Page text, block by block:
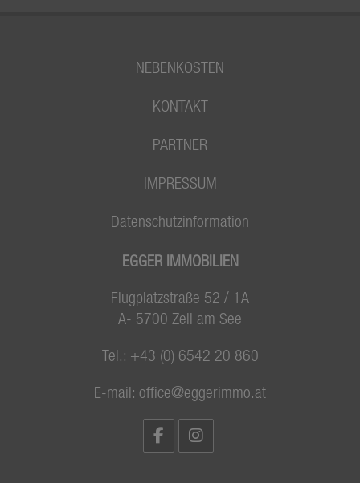
NEBENKOSTEN
KONTAKT
PARTNER
IMPRESSUM
Datenschutzinformation
EGGER IMMOBILIEN
Flugplatzstraße 52 / 1A
A- 5700 Zell am See
Tel.: +43 (0) 6542 20 860
E-mail: office@eggerimmo.at